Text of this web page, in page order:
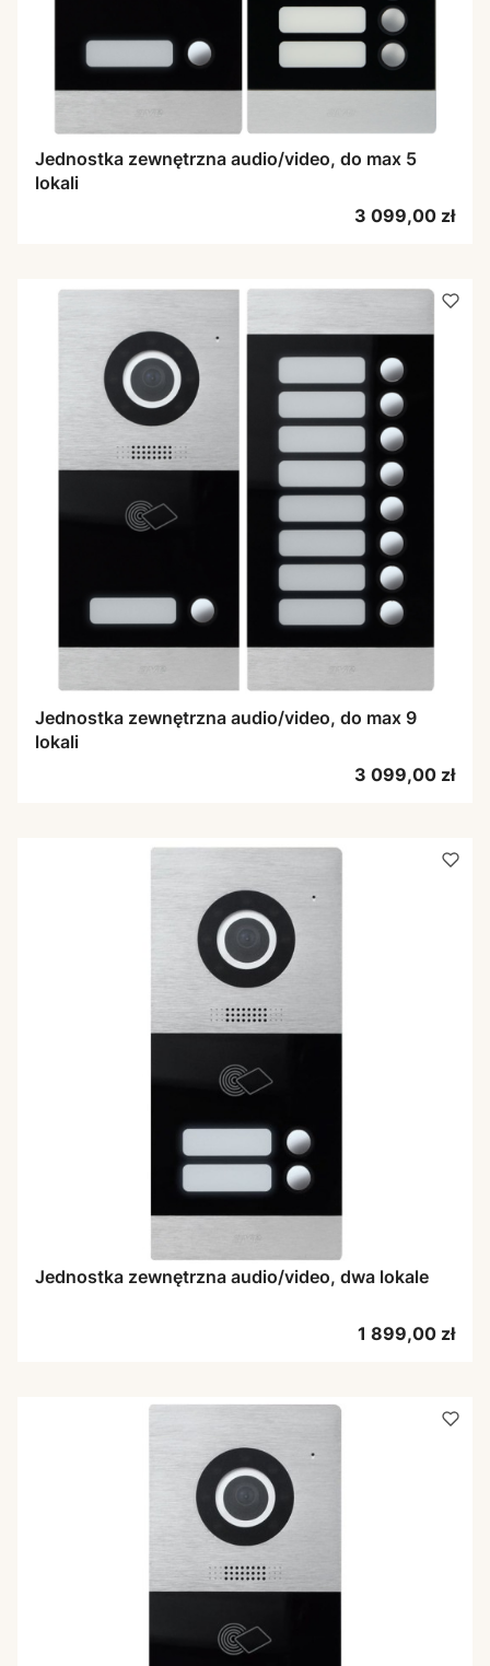
Jednostka zewnętrzna audio/video, do max 5
lokali
Cena
3 099,00 zł
Jednostka zewnętrzna audio/video, do max 9
lokali
Cena
3 099,00 zł
Jednostka zewnętrzna audio/video, dwa lokale
Cena
1 899,00 zł